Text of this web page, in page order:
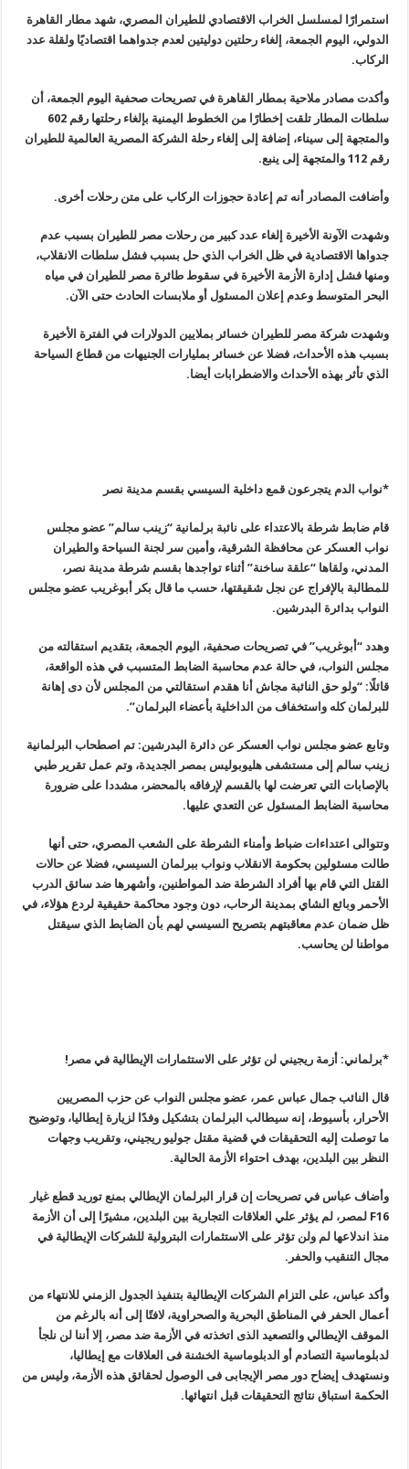
استمرارًا لمسلسل الخراب الاقتصادي للطيران المصري، شهد مطار القاهرة
الدولي، اليوم الجمعة، إلغاء رحلتين دوليتين لعدم جدواهما اقتصاديًا ولقلة عدد
الركاب.
وأكدت مصادر ملاحية بمطار القاهرة في تصريحات صحفية اليوم الجمعة، أن
سلطات المطار تلقت إخطارًا من الخطوط اليمنية بإلغاء رحلتها رقم 602
والمتجهة إلى سيناء، إضافة إلى إلغاء رحلة الشركة المصرية العالمية للطيران
رقم 112 والمتجهة إلى ينبع
.
وأضافت المصادر أنه تم إعادة حجوزات الركاب على متن رحلات أخرى.
وشهدت الآونة الأخيرة إلغاء عدد كبير من رحلات مصر للطيران بسبب عدم
جدواها الاقتصادية في ظل الخراب الذي حل بسبب فشل سلطات الانقلاب،
ومنها فشل إدارة الأزمة الأخيرة في سقوط طائرة مصر للطيران في مياه
البحر المتوسط وعدم إعلان المسئول أو ملابسات الحادث حتى الآن.
وشهدت شركة مصر للطيران خسائر بملايين الدولارات في الفترة الأخيرة
بسبب هذه الأحداث، فضلا عن خسائر بمليارات الجنيهات من قطاع السياحة
الذي تأثر بهذه الأحداث والاضطرابات أيضا.
*نواب الدم يتجرعون قمع داخلية السيسي بقسم مدينة نصر
قام ضابط شرطة بالاعتداء على نائبة برلمانية “زينب سالم” عضو مجلس
نواب العسكر عن محافظة الشرقية، وأمين سر لجنة السياحة والطيران
المدني، ولقاها“علقة ساخنة” أثناء تواجدها بقسم شرطة مدينة نصر،
للمطالبة بالإفراج عن نجل شقيقتها، حسب ما قال بكر أبوغريب عضو مجلس
النواب بدائرة البدرشين.
وهدد “أبوغريب” في تصريحات صحفية، اليوم الجمعة، بتقديم استقالته من
مجلس النواب، في حالة عدم محاسبة الضابط المتسبب في هذه الواقعة،
قائلًا: “ولو حق النائبة مجاش أنا هقدم استقالتي من المجلس لأن دى إهانة
للبرلمان كله واستخفاف من الداخلية بأعضاء البرلمان”.
وتابع عضو مجلس نواب العسكر عن دائرة البدرشين: تم اصطحاب البرلمانية
زينب سالم إلى مستشفى هليوبوليس بمصر الجديدة، وتم عمل تقرير طبي
بالإصابات التي تعرضت لها بالقسم لإرفاقه بالمحضر، مشددا على ضرورة
محاسبة الضابط المسئول عن التعدي عليها.
وتتوالى اعتداءات ضباط وأمناء الشرطة على الشعب المصري، حتى أنها
طالت مسئولين بحكومة الانقلاب ونواب ببرلمان السيسي، فضلا عن حالات
القتل التي قام بها أفراد الشرطة ضد المواطنين، وأشهرها ضد سائق الدرب
الأحمر وبائع الشاي بمدينة الرحاب، دون وجود محاكمة حقيقية لردع هؤلاء، في
ظل ضمان عدم معاقبتهم بتصريح السيسي لهم بأن الضابط الذي سيقتل
مواطنا لن يحاسب.
*برلماني: أزمة ريجيني لن تؤثر على الاستثمارات الإيطالية في مصر !
قال النائب جمال عباس عمر، عضو مجلس النواب عن حزب المصريين
الأحرار، بأسيوط، إنه سيطالب البرلمان بتشكيل وفدًا لزيارة إيطاليا، وتوضيح
ما توصلت إليه التحقيقات في قضية مقتل جوليو ريجيني، وتقريب وجهات
النظر بين البلدين، بهدف احتواء الأزمة الحالية.
وأضاف عباس في تصريحات إن قرار البرلمان الإيطالي بمنع توريد قطع غيار
F16 لمصر، لم يؤثر علي العلاقات التجارية بين البلدين، مشيرًا إلى أن الأزمة
منذ اندلاعها لم ولن تؤثر على الاستثمارات البترولية للشركات الإيطالية في
مجال التنقيب والحفر .
وأكد عباس، على التزام الشركات الإيطالية بتنفيذ الجدول الزمني للانتهاء من
أعمال الحفر في المناطق البحرية والصحراوية، لافتًا إلى أنه بالرغم من
الموقف الإيطالي والتصعيد الذى اتخذته في الأزمة ضد مصر، إلا أننا لن نلجأ
لدبلوماسية التصادم أو الدبلوماسية الخشنة فى العلاقات مع إيطاليا،
ونستهدف إيضاح دور مصر الإيجابى فى الوصول لحقائق هذه الأزمة، وليس من
الحكمة استباق نتائج التحقيقات قبل انتهائها.